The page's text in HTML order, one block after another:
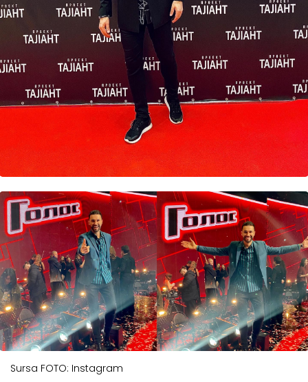
Sursa FOTO: Instagram